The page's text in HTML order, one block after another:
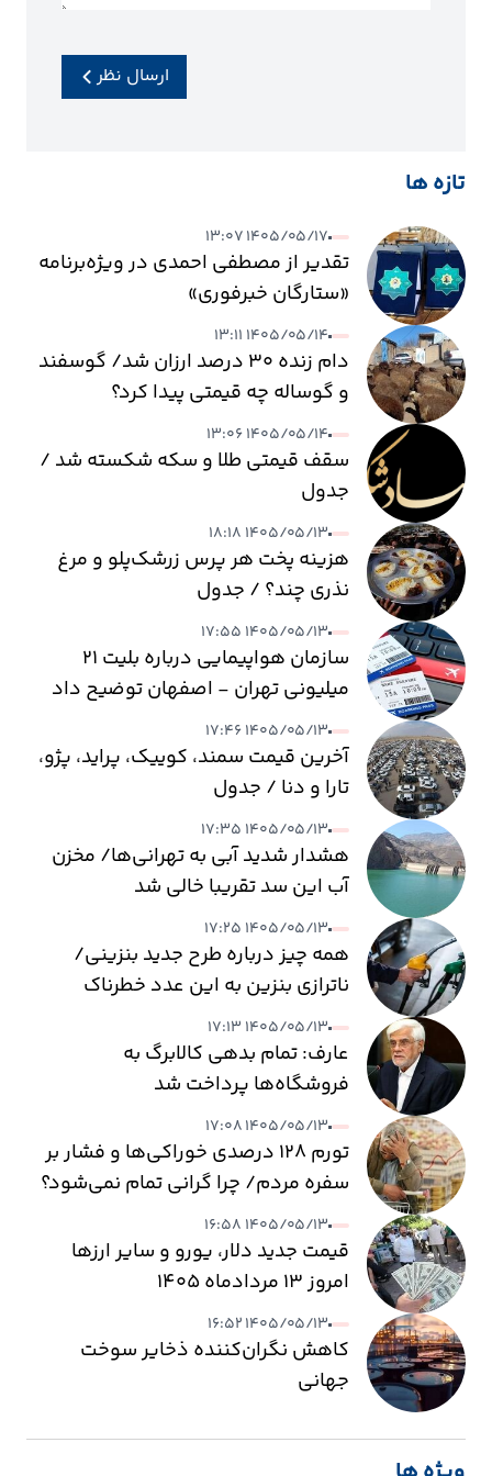
ارسال نظر
تازه ها
۱۴۰۵/۰۵/۱۷ ۱۳:۰۷
تقدیر از مصطفی احمدی در ویژه‌برنامه
«ستارگان خبرفوری»
۱۴۰۵/۰۵/۱۴ ۱۳:۱۱
دام زنده ۳۰ درصد ارزان شد/ گوسفند
و گوساله چه قیمتی پیدا کرد؟
۱۴۰۵/۰۵/۱۴ ۱۳:۰۶
سقف قیمتی طلا و سکه شکسته شد /
جدول
۱۴۰۵/۰۵/۱۳ ۱۸:۱۸
هزینه پخت هر پرس زرشک‌پلو و مرغ
نذری چند؟ / جدول
۱۴۰۵/۰۵/۱۳ ۱۷:۵۵
سازمان هواپیمایی درباره بلیت ۲۱
میلیونی تهران - اصفهان توضیح داد
۱۴۰۵/۰۵/۱۳ ۱۷:۴۶
آخرین قیمت سمند، کوییک، پراید، پژو،
تارا و دنا / جدول
۱۴۰۵/۰۵/۱۳ ۱۷:۳۵
هشدار شدید آبی به تهرانی‌ها/ مخزن
آب این سد تقریبا خالی شد
۱۴۰۵/۰۵/۱۳ ۱۷:۲۵
همه چیز درباره طرح جدید بنزینی/
ناترازی بنزین به این عدد خطرناک
می‌رسد
۱۴۰۵/۰۵/۱۳ ۱۷:۱۳
عارف: تمام بدهی کالابرگ به
فروشگاه‌ها پرداخت شد
۱۴۰۵/۰۵/۱۳ ۱۷:۰۸
تورم ۱۲۸ درصدی خوراکی‌ها و فشار بر
سفره مردم/ چرا گرانی تمام نمی‌شود؟
۱۴۰۵/۰۵/۱۳ ۱۶:۵۸
قیمت جدید دلار، یورو و سایر ارزها
امروز ۱۳ مردادماه ۱۴۰۵
۱۴۰۵/۰۵/۱۳ ۱۶:۵۲
کاهش نگران‌کننده ذخایر سوخت
جهانی